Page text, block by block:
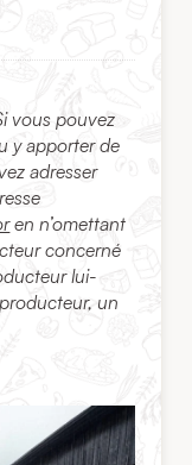
vous pouvez
y apporter de
adresser
en n’omettant
concerné
lui-
un